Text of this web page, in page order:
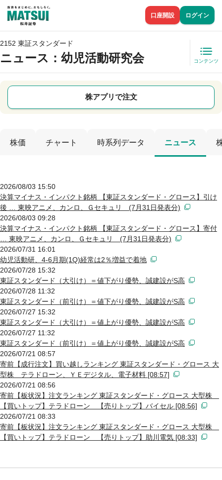
口座開設 ログイン
2152 東証スタンダード
ニュース ：幼児活動研究会 コンテンツ
株アプリで注文
株価 チャート 時系列データ ニュース
2026/08/03 15:50
決算マイナス・インパクト銘柄 【東証スタンダード・グロース】引け
後 … 東映アニメ、カンロ、Ｇセキュリ (7月31日発表分)
2026/08/03 09:28
決算マイナス・インパクト銘柄 【東証スタンダード・グロース】寄付
… 東映アニメ、カンロ、Ｇセキュリ (7月31日発表分)
2026/07/31 16:01
幼児活動研、4-6月期(1Q)経常は2％増益で着地
2026/07/28 15:32
東証スタンダード（大引け）＝値下がり優勢、誠建設がS高
2026/07/28 11:32
東証スタンダード（前引け）＝値下がり優勢、誠建設がS高
2026/07/27 15:32
東証スタンダード（大引け）＝値上がり優勢、誠建設がS高
2026/07/27 11:32
東証スタンダード（前引け）＝値上がり優勢、誠建設がS高
2026/07/21 08:57
寄前【成行注文】買い越しランキング 東証スタンダード・グロース 大
型株 テラドローン、ＹＥデジタル、電子材料 [08:57]
2026/07/21 08:56
寄前【板状況】注文ランキング 東証スタンダード・グロース 大型株
【買いトップ】テラドローン 【売りトップ】バイセル [08:56]
2026/07/21 08:33
寄前【板状況】注文ランキング 東証スタンダード・グロース 大型株
【買いトップ】テラドローン 【売りトップ】助川電気 [08:33]